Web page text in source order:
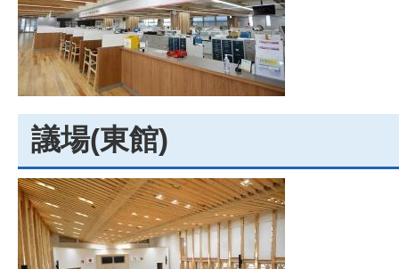
議場(東館)